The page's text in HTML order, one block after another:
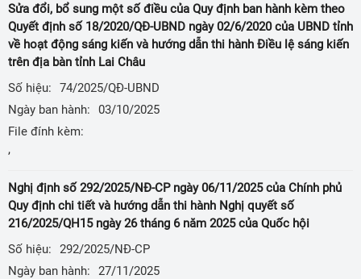
Sửa đổi, bổ sung một số điều của Quy định ban hành kèm theo
Quyết định số 18/2020/QĐ-UBND ngày 02/6/2020 của UBND tỉnh
về hoạt động sáng kiến và hướng dẫn thi hành Điều lệ sáng kiến
trên địa bàn tỉnh Lai Châu
Số hiệu:
74/2025/QĐ-UBND
Ngày ban hành:
03/10/2025
File đính kèm:
,
Nghị định số 292/2025/NĐ-CP ngày 06/11/2025 của Chính phủ
Quy định chi tiết và hướng dẫn thi hành Nghị quyết số
216/2025/QH15 ngày 26 tháng 6 năm 2025 của Quốc hội
Số hiệu:
292/2025/NĐ-CP
Ngày ban hành:
27/11/2025